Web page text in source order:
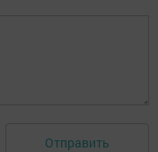
Отправить